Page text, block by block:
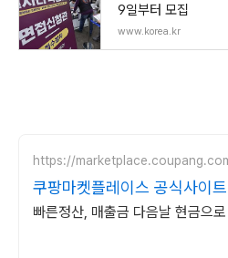
9일부터 모집
www.korea.kr
https://
쿠팡마켓플레이스 공식사이트
식 입점사이트
빠른정산, 매출금 다음날 현금으